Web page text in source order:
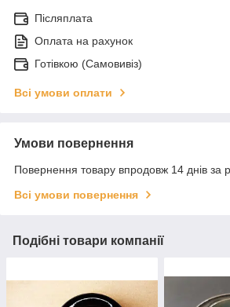
Післяплата
Оплата на рахунок
Готівкою (Самовивіз)
Всі умови оплати
Умови повернення
Повернення товару впродовж 14 днів за
Всі умови повернення
Подібні товари компанії